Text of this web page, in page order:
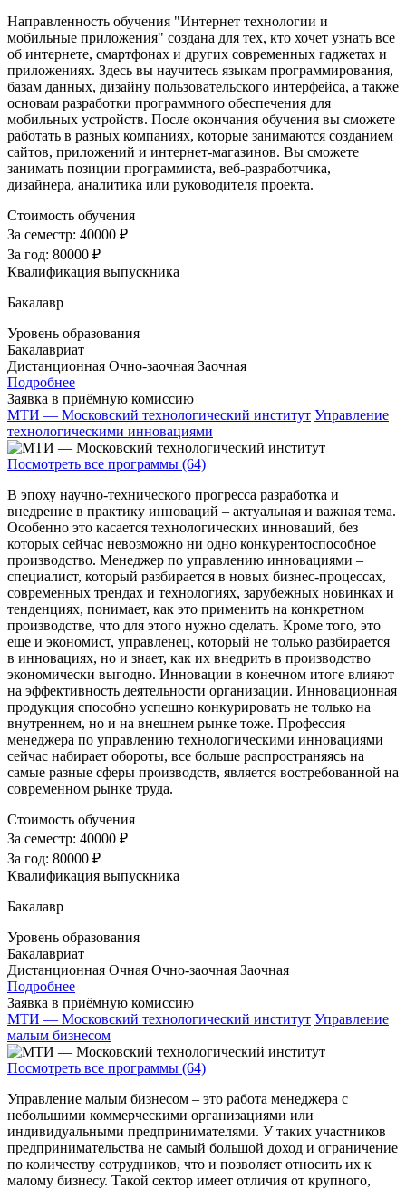
Направленность обучения "Интернет технологии и
мобильные приложения" создана для тех, кто хочет узнать все
об интернете, смартфонах и других современных гаджетах и
приложениях. Здесь вы научитесь языкам программирования,
базам данных, дизайну пользовательского интерфейса, а также
основам разработки программного обеспечения для
мобильных устройств. После окончания обучения вы сможете
работать в разных компаниях, которые занимаются созданием
сайтов, приложений и интернет-магазинов. Вы сможете
занимать позиции программиста, веб-разработчика,
дизайнера, аналитика или руководителя проекта.
Стоимость обучения
За семестр: 40000 ₽
За год: 80000 ₽
Квалификация выпускника
Бакалавр
Уровень образования
Бакалавриат
Дистанционная Очно-заочная Заочная
Подробнее
Заявка в приёмную комиссию
МТИ — Московский технологический институт Управление
технологическими инновациями
Посмотреть все программы (64)
В эпоху научно-технического прогресса разработка и
внедрение в практику инноваций – актуальная и важная тема.
Особенно это касается технологических инноваций, без
которых сейчас невозможно ни одно конкурентоспособное
производство. Менеджер по управлению инновациями –
специалист, который разбирается в новых бизнес-процессах,
современных трендах и технологиях, зарубежных новинках и
тенденциях, понимает, как это применить на конкретном
производстве, что для этого нужно сделать. Кроме того, это
еще и экономист, управленец, который не только разбирается
в инновациях, но и знает, как их внедрить в производство
экономически выгодно. Инновации в конечном итоге влияют
на эффективность деятельности организации. Инновационная
продукция способно успешно конкурировать не только на
внутреннем, но и на внешнем рынке тоже. Профессия
менеджера по управлению технологическими инновациями
сейчас набирает обороты, все больше распространяясь на
самые разные сферы производств, является востребованной на
современном рынке труда.
Стоимость обучения
За семестр: 40000 ₽
За год: 80000 ₽
Квалификация выпускника
Бакалавр
Уровень образования
Бакалавриат
Дистанционная Очная Очно-заочная Заочная
Подробнее
Заявка в приёмную комиссию
МТИ — Московский технологический институт Управление
малым бизнесом
Посмотреть все программы (64)
Управление малым бизнесом – это работа менеджера с
небольшими коммерческими организациями или
индивидуальными предпринимателями. У таких участников
предпринимательства не самый большой доход и ограничение
по количеству сотрудников, что и позволяет относить их к
малому бизнесу. Такой сектор имеет отличия от крупного,